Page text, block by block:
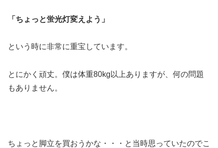
「ちょっと蛍光灯変えよう」
という時に非常に重宝しています。
とにかく頑丈。僕は体重80kg以上ありますが、何の問題
もありません。
ちょっと脚立を買おうかな・・・と当時思っていたのでこ